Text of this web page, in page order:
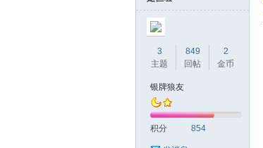
3
主题
849
回帖
2
金币
银牌狼友
积分 854